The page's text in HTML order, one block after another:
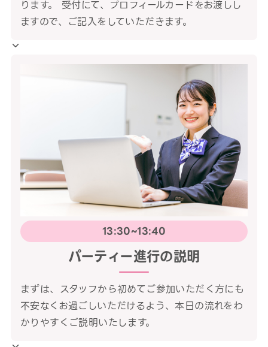
ります。 受付にて、プロフィールカードをお渡しし
ますので、ご記入をしていただきます。
13:30~13:40
パーティー進行の説明
まずは、スタッフから初めてご参加いただく方にも
不安なくお過ごしいただけるよう、本日の流れをわ
かりやすくご説明いたします。